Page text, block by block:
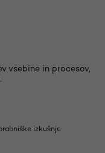
vsebine in procesov,
izkušnje